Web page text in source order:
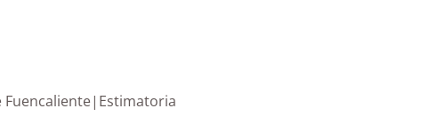
de Fuencaliente|Estimatoria